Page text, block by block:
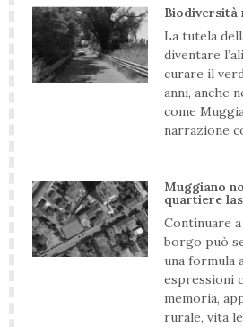
Biodiversità
La tutela
diventare
curare il
anni, anche
come
narrazione
Muggiano
quartiere
Continuare
borgo può
una formula
espressioni
memoria,
rurale, vita